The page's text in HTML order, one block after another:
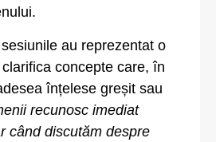
au reprezentat o
concepte care, în
înțelese greșit sau
recunosc imediat
când discutăm despre